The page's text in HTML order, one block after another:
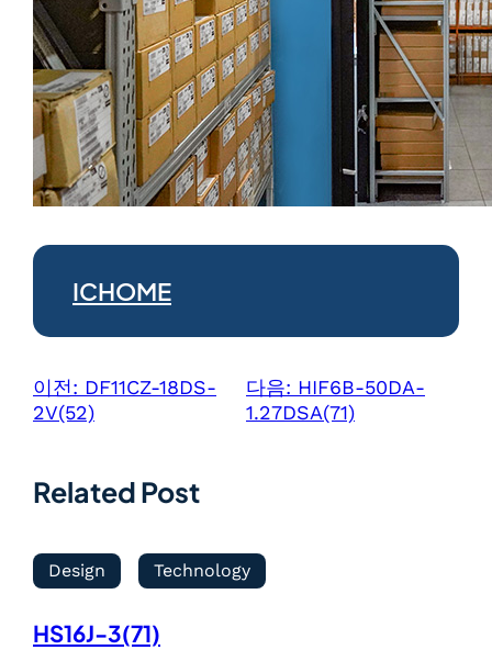
ICHOME
이전: DF11CZ-18DS-
2V(52)
다음: HIF6B-50DA-
1.27DSA(71)
Related Post
Design Technology
HS16J-3(71)